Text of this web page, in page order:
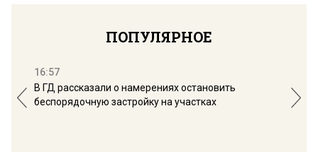
ПОПУЛЯРНОЕ
16:57
В ГД рассказали о намерениях остановить
беспорядочную застройку на участках